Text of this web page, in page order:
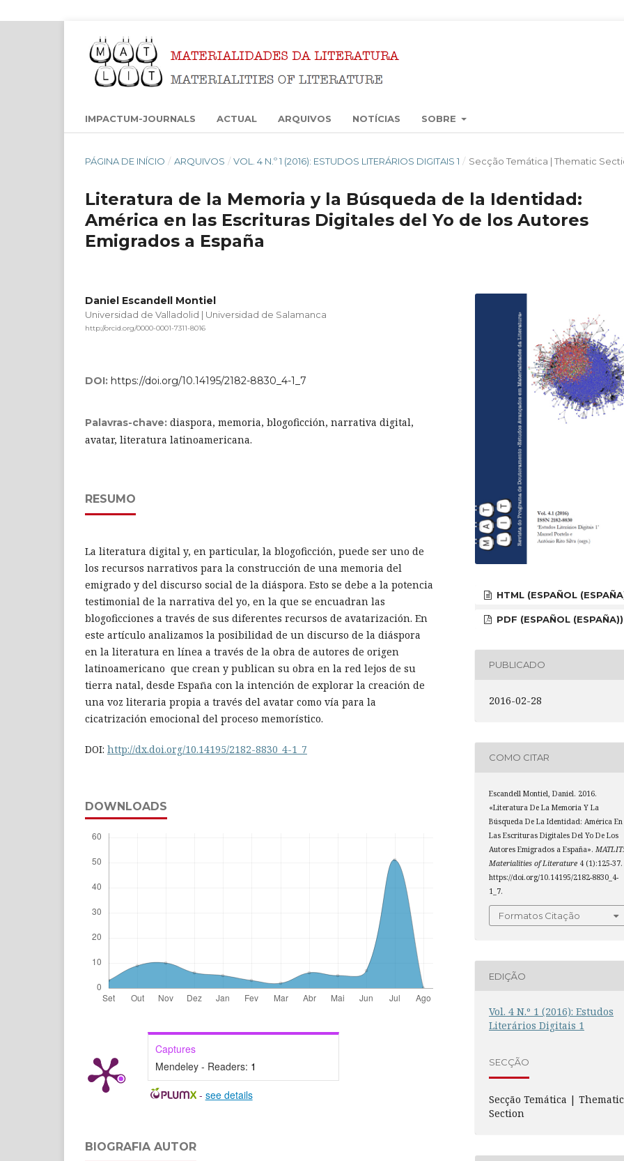
IMPACTUM-JOURNALS ACTUAL ARQUIVOS NOTÍCIAS SOBRE
PÁGINA DE INÍCIO / ARQUIVOS / VOL. 4 N.º 1 (2016): ESTUDOS LITERÁRIOS DIGITAIS 1 / Secção Temática | Thematic
Literatura de la Memoria y la Búsqueda de la Identidad:
América en las Escrituras Digitales del Yo de los Autores
Emigrados a España
Daniel Escandell Montiel
Universidad de Valladolid | Universidad de Salamanca
http://orcid.org/0000-0001-7311-8016
DOI: https://doi.org/10.14195/2182-8830_4-1_7
Palavras-chave: diaspora, memoria, blogoficción, narrativa digital,
avatar, literatura latinoamericana.
RESUMO
La literatura digital y, en particular, la blogoficción, puede ser uno de
los recursos narrativos para la construcción de una memoria del
emigrado y del discurso social de la diáspora. Esto se debe a la potencia
testimonial de la narrativa del yo, en la que se encuadran las
blogoficciones a través de sus diferentes recursos de avatarización. En
este artículo analizamos la posibilidad de un discurso de la diáspora
en la literatura en línea a través de la obra de autores de origen
latinoamericano que crean y publican su obra en la red lejos de su
tierra natal, desde España con la intención de explorar la creación de
una voz literaria propia a través del avatar como vía para la
cicatrización emocional del proceso memorístico.
DOI: http://dx.doi.org/10.14195/2182-8830_4-1_7
DOWNLOADS
Captures
Mendeley - Readers: 1
- see details
BIOGRAFIA AUTOR
HTML (ESPAÑOL
PDF (ESPAÑOL (ESPAÑA))
PUBLICADO
2016-02-28
COMO CITAR
Escandell Montiel, Daniel. 2016.
«Literatura De La Memoria Y La
Búsqueda De La Identidad: América En
Las Escrituras Digitales Del Yo De Los
Autores Emigrados a España». MATLIT:
Materialities of Literature 4 (1):125-37.
https://doi.org/10.14195/2182-8830_4-
1_7.
Formatos Citação
EDIÇÃO
Vol. 4 N.º 1 (2016): Estudos
Literários Digitais 1
SECÇÃO
Secção Temática | Thematic
Section